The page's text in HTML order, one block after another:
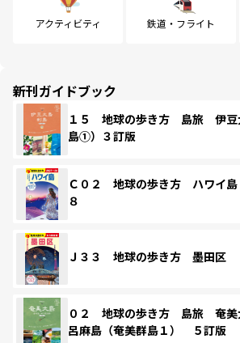
アクティビティ 鉄道・フライト
新刊ガイドブック
１５ 地球の歩き方 島旅 伊豆
島①）３訂版
Ｃ０２ 地球の歩き方 ハワイ
８
Ｊ３３ 地球の歩き方 墨田区
０２ 地球の歩き方 島旅 奄
呂麻島（奄美群島１） ５訂版